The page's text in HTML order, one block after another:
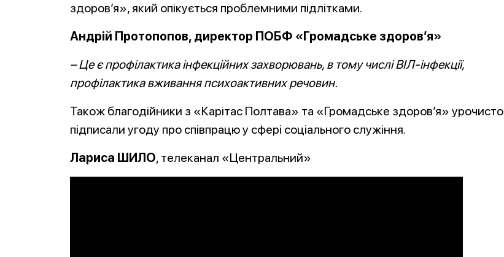
здоров’я», який опікується проблемними підлітками.
Андрій Протопопов, директор ПОБФ «Громадське здоров’я»
– Це є профілактика інфекційних захворювань, в тому числі ВІЛ-інфекції,
профілактика вживання психоактивних речовин.
Також благодійники з «Карітас Полтава» та «Громадське здоров’я» урочисто
підписали угоду про співпрацю у сфері соціального служіння.
Лариса ШИЛО, телеканал «Центральний»